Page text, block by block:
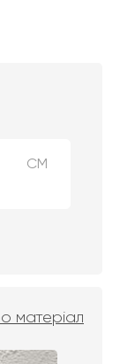
СМ
матеріал